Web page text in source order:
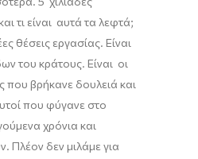
τι είναι αυτά τα λεφτά;
θέσεις εργασίας. Είναι
του κράτους. Είναι οι
βρήκανε δουλειά και
που φύγανε στο
χρόνια και
Πλέον δεν μιλάμε για